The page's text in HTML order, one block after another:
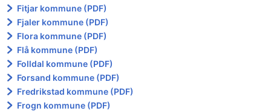
Fitjar kommune (PDF)
Fjaler kommune (PDF)
Flora kommune (PDF)
Flå kommune (PDF)
Folldal kommune (PDF)
Forsand kommune (PDF)
Fredrikstad kommune (PDF)
Frogn kommune (PDF)